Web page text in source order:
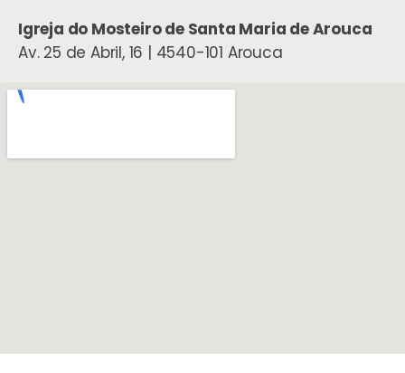
Igreja do Mosteiro de Santa Maria de Arouca
Av. 25 de Abril, 16 | 4540-101 Arouca